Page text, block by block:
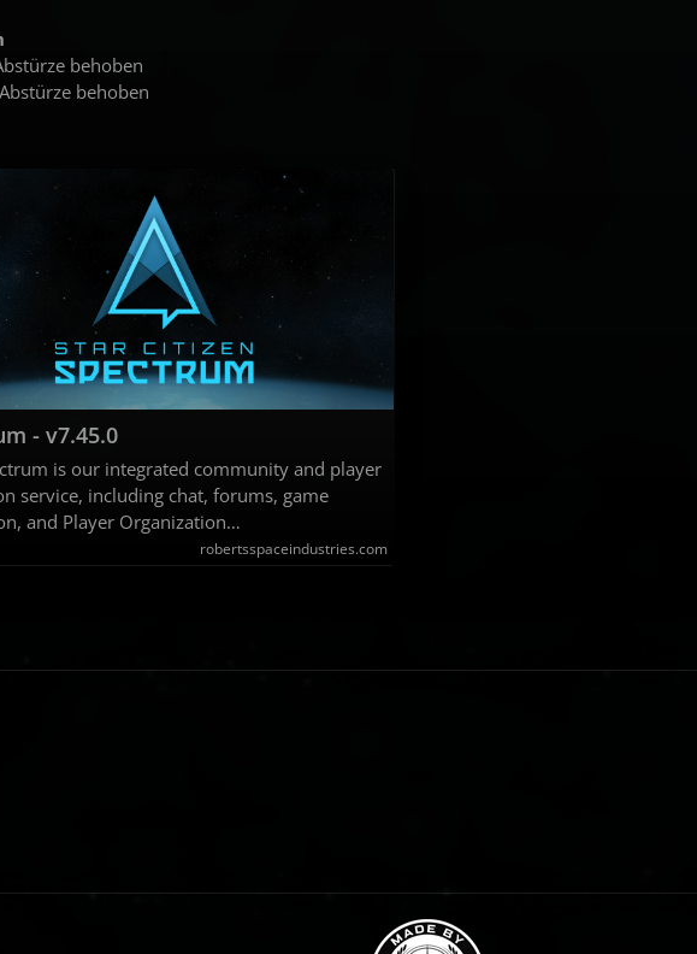
behoben
behoben
- v7.45.0
is our integrated community and player
service, including chat, forums, game
and Player Organization…
robertsspaceindustries.com